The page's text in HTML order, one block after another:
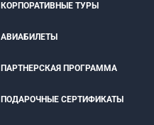
КОРПОРАТИВНЫЕ ТУРЫ
АВИАБИЛЕТЫ
ПАРТНЕРСКАЯ ПРОГРАММА
ПОДАРОЧНЫЕ СЕРТИФИКАТЫ